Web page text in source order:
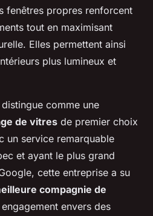
fenêtres propres renforcent
tout en maximisant
Elles permettent ainsi
plus lumineux et
distingue comme une
de vitres de premier choix
un service remarquable
et ayant le plus grand
cette entreprise a su
compagnie de
envers des